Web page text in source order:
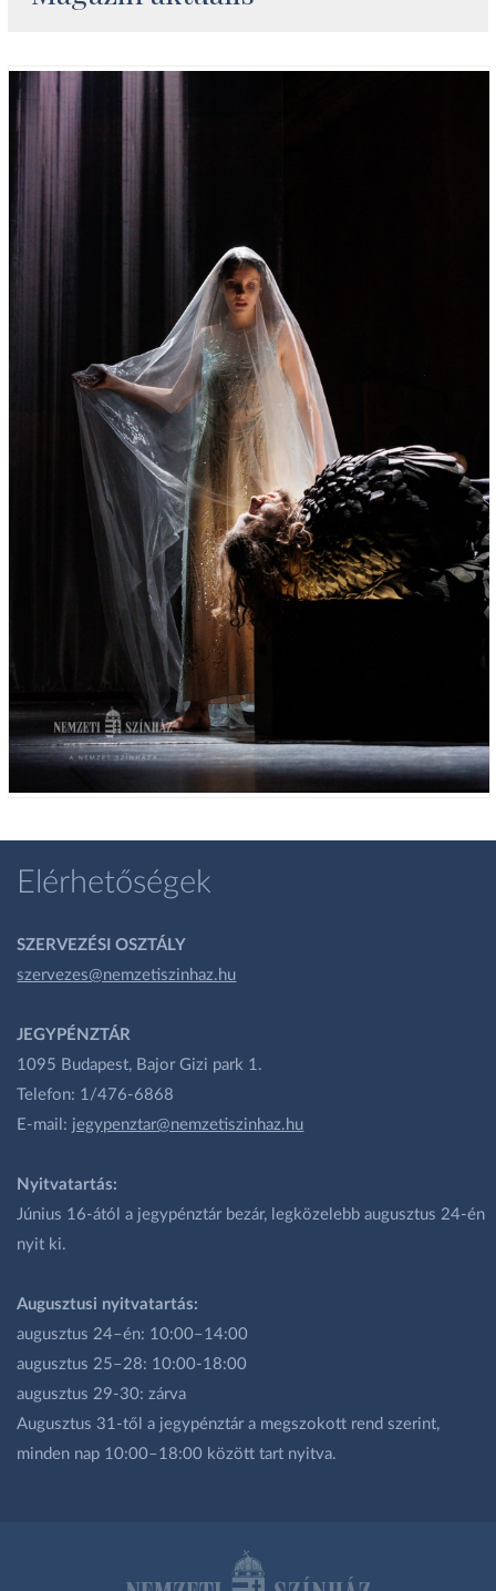
Elérhetőségek
SZERVEZÉSI OSZTÁLY
szervezes@nemzetiszinhaz.hu
JEGYPÉNZTÁR
1095 Budapest, Bajor Gizi park 1.
Telefon: 1/476-6868
E-mail: jegypenztar@nemzetiszinhaz.hu
Nyitvatartás:
Június 16-ától a jegypénztár bezár, legközelebb augusztus 24-én
nyit ki.
Augusztusi nyitvatartás:
augusztus 24–én: 10:00–14:00
augusztus 25–28: 10:00-18:00
augusztus 29-30: zárva
Augusztus 31-től a jegypénztár a megszokott rend szerint,
minden nap 10:00–18:00 között tart nyitva.